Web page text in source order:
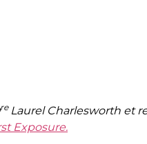
re Laurel Charlesworth et
Exposure.